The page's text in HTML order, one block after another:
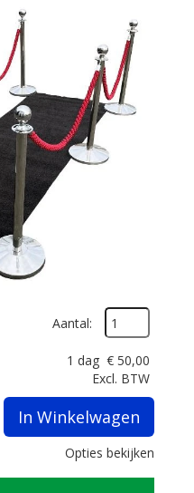
Aantal:
1 dag € 50,00
Excl. BTW
In Winkelwagen
Opties bekijken